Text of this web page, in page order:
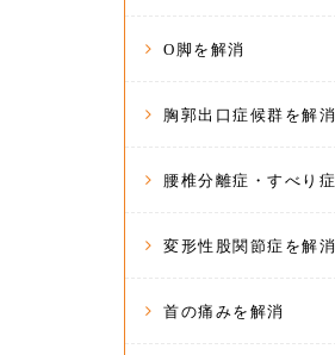
O脚を解消
胸郭出口症候群を解消
腰椎分離症・すべり症
変形性股関節症を解消
首の痛みを解消